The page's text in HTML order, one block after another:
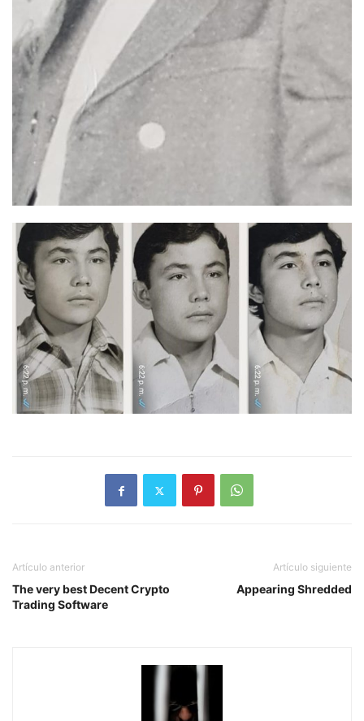
Artículo anterior
The very best Decent Crypto
Trading Software
Artículo siguiente
Appearing Shredded